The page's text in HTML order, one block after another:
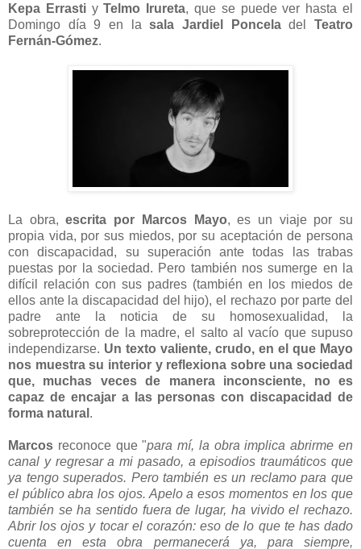
Kepa ErrastiyTelmo Irureta, que se puede ver hasta el
Domingo día 9 en lasala Jardiel PonceladelTeatro
Fernán-Gómez.
La obra,escrita por Marcos Mayo, es un viaje por su
propia vida, por sus miedos, por su aceptación de persona
con discapacidad, su superación ante todas las trabas
puestas por la sociedad. Pero también nos sumerge en la
difícil relación con sus padres (también en los miedos de
ellos ante la discapacidad del hijo), el rechazo por parte del
padre ante la noticia de su homosexualidad, la
sobreprotección de la madre, el salto al vacío que supuso
independizarse. Un texto valiente, crudo, en el que Mayo
nos muestra su interior y reflexiona sobre una sociedad
que, muchas veces de manera inconsciente, no es
capaz de encajar a las personas con discapacidad de
forma natural .
Marcos reconoce que "para mí, la obra implica abrirme en
canal y regresar a mi pasado, a episodios traumáticos que
ya tengo superados. Pero también es un reclamo para que
el público abra los ojos. Apelo a esos momentos en los que
también se ha sentido fuera de lugar, ha vivido el rechazo.
Abrir los ojos y tocar el corazón: eso de lo que te has dado
cuenta en esta obra permanecerá ya, para siempre,